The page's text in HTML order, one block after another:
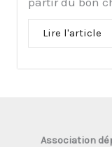
Lire l'article
Association